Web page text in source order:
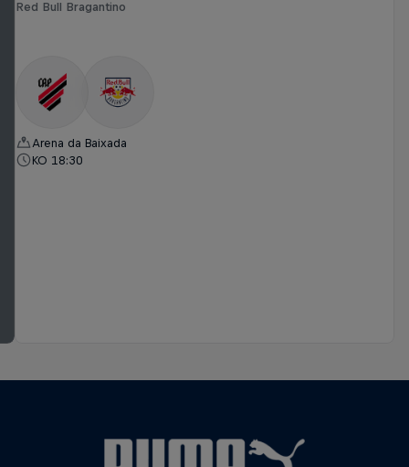
Red Bull Bragantino
Arena da Baixada
KO 18:30